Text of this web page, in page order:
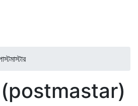
(postmastar)